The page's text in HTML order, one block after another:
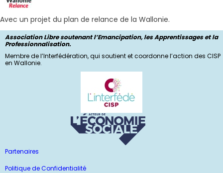
Avec un projet du plan de relance de la Wallonie.
Association Libre soutenant l’Emancipation, les Apprentissages et la
Professionnalisation.
Membre de l’Interfédération, qui soutient et coordonne l’action des CISP
en Wallonie.
Partenaires
Politique de Confidentialité